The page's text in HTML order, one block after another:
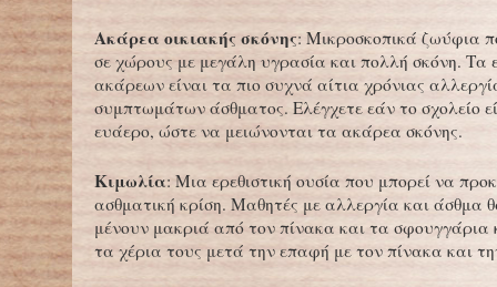
Ακάρεα οικιακής σκόνης: Μικροσκοπικά ζωύφια
σε χώρους με μεγάλη υγρασία και πολλή σκόνη. Τα
ακάρεων είναι τα πιο συχνά αίτια χρόνιας
συμπτωμάτων άσθματος. Ελέγχετε εάν το σχολείο
ευάερο, ώστε να μειώνονται τα ακάρεα σκόνης.
Κιμωλία: Μια ερεθιστική ουσία που μπορεί να
ασθματική κρίση. Μαθητές με αλλεργία και άσθμα
μένουν μακριά από τον πίνακα και τα σφουγγάρια
τα χέρια τους μετά την επαφή με τον πίνακα και